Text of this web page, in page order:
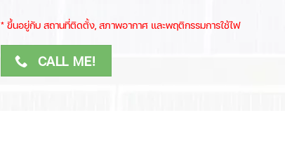
​* ขึ้นอยู่กับ สถานที่ติดตั้ง, สภาพอากาศ ​และพฤติกรรมการใช้ไฟ
CALL ME!